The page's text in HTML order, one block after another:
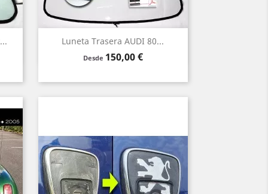
Luneta Trasera AUDI 80...
Desde Precio
150,00 €
Vista rápida
VerdeClaroHumo